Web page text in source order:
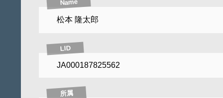
Name
松本 隆太郎
LID
JA000187825562
所属